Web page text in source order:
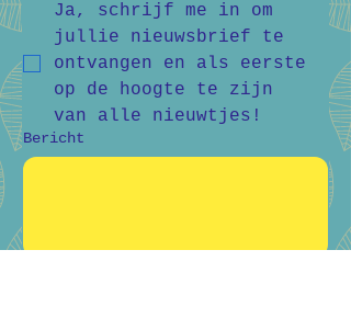
Ja, schrijf me in om
jullie nieuwsbrief te
ontvangen en als eerste
op de hoogte te zijn
van alle nieuwtjes!
Bericht